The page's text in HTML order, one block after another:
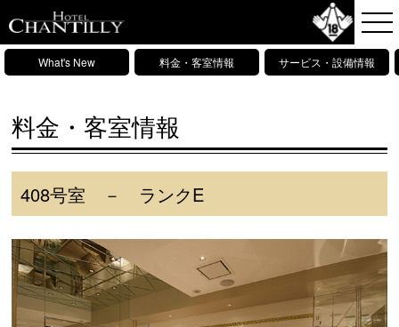
What's New 料金・客室情報 サービス・設備情報
料金・客室情報
408号室 － ランクE